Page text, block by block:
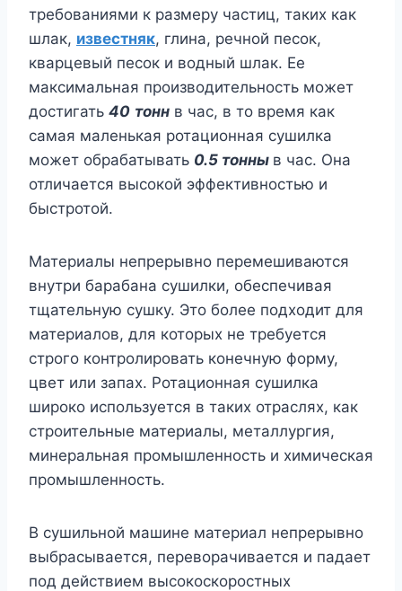
требованиями к размеру частиц, таких как
шлак, известняк, глина, речной песок,
кварцевый песок и водный шлак. Ее
максимальная производительность может
достигать 40 тонн в час, в то время как
самая маленькая ротационная сушилка
может обрабатывать 0.5 тонны в час. Она
отличается высокой эффективностью и
быстротой.
Материалы непрерывно перемешиваются
внутри барабана сушилки, обеспечивая
тщательную сушку. Это более подходит для
материалов, для которых не требуется
строго контролировать конечную форму,
цвет или запах. Ротационная сушилка
широко используется в таких отраслях, как
строительные материалы, металлургия,
минеральная промышленность и химическая
промышленность.
В сушильной машине материал непрерывно
выбрасывается, переворачивается и падает
под действием высокоскоростных